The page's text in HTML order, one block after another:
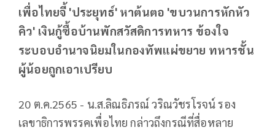
เพื่อไทยจี้ 'ประยุทธ์' หาต้นตอ 'ขบวนการหักหัว
คิว' เงินกู้ซื้อบ้านพักสวัสดิการทหาร ข้องใจ
ระบอบอำนาจนิยมในกองทัพแผ่ขยาย ทหารชั้น
ผู้น้อยถูกเอาเปรียบ
20 ต.ค.2565 - น.ส.ลิณธิภรณ์ วริณวัชรโรจน์ รอง
เลขาธิการพรรคเพื่อไทย กล่าวถึงกรณีที่สื่อหลาย